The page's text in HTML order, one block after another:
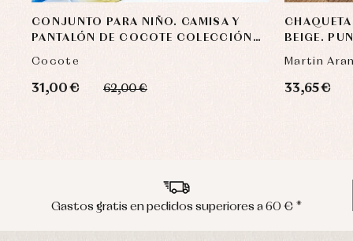
CONJUNTO PARA NIÑO. CAMISA Y
PANTALÓN DE COCOTE COLECCIÓN
Cocote
31,00 € 62,00 €
BEIGE.
Martin
33,65 €
Gastos gratis en pedidos superiores a 60 € *